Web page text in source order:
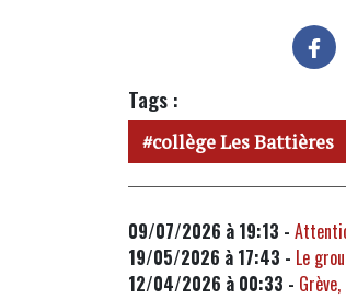
Tags :
collège Les Battières
09/07/2026 à 19:13 -
19/05/2026 à 17:43 - Le
12/04/2026 à 00:33 -